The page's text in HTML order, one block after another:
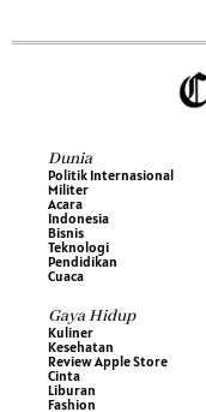
Dunia
Politik Internasional
Militer
Acara
Indonesia
Bisnis
Teknologi
Pendidikan
Cuaca
Gaya Hidup
Kuliner
Kesehatan
Review Apple Store
Cinta
Liburan
Fashion